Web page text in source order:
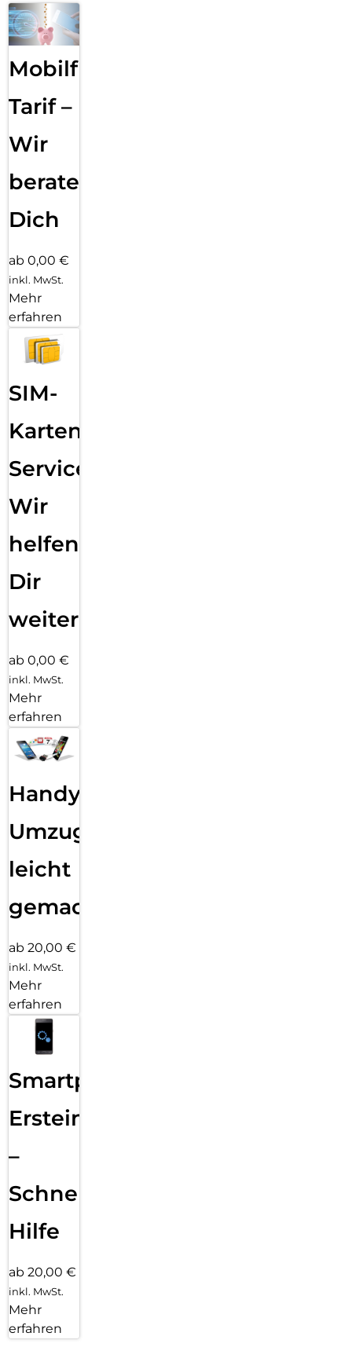
Mobilfunk
Tarif –
Wir
beraten
Dich
ab 0,00 €
inkl. MwSt.
Mehr
erfahren
SIM-
Karten
Service:
Wir
helfen
Dir
weiter
ab 0,00 €
inkl. MwSt.
Mehr
erfahren
Handy
Umzug
leicht
gemacht!
ab 20,00 €
inkl. MwSt.
Mehr
erfahren
Smartphone
Ersteinrichtung
–
Schnelle
Hilfe
ab 20,00 €
inkl. MwSt.
Mehr
erfahren